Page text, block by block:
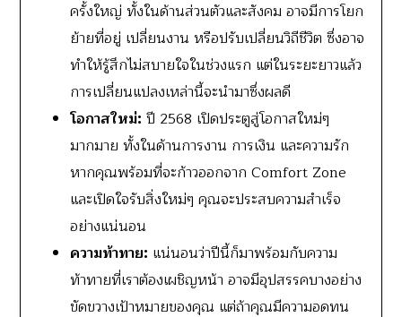
ครั้งใหญ่ ทั้งในด้านส่วนตัวและสังคม อาจมีการโยก
ย้ายที่อยู่ เปลี่ยนงาน หรือปรับเปลี่ยนวิถีชีวิต ซึ่งอาจ
ทำให้รู้สึกไม่สบายใจในช่วงแรก แต่ในระยะยาวแล้ว
การเปลี่ยนแปลงเหล่านี้จะนำมาซึ่งผลดี
โอกาสใหม่: ปี 2568 เปิดประตูสู่โอกาสใหม่ๆ
มากมาย ทั้งในด้านการงาน การเงิน และความรัก
หากคุณพร้อมที่จะก้าวออกจาก Comfort Zone
และเปิดใจรับสิ่งใหม่ๆ คุณจะประสบความสำเร็จ
อย่างแน่นอน
ความท้าทาย: แน่นอนว่าปีนี้ก็มาพร้อมกับความ
ท้าทายที่เราต้องเผชิญหน้า อาจมีอุปสรรคบางอย่าง
ขัดขวางเป้าหมายของคุณ แต่ถ้าคุณมีความอดทน